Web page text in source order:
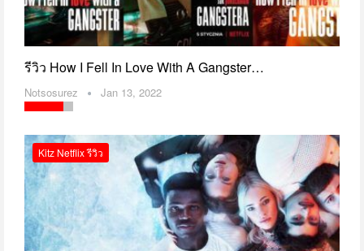
รีวิว How I Fell In Love With A Gangster…
Notsosurez Jan 13, 2022
Kitz Netflix รีวิว